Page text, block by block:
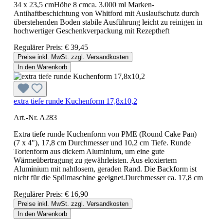
34 x 23,5 cmHöhe 8 cmca. 3.000 ml Marken-
Antihaftbeschichtung von Whitford mit Auslaufschutz durch
überstehenden Boden stabile Ausführung leicht zu reinigen in
hochwertiger Geschenkverpackung mit Rezeptheft
Regulärer Preis: € 39,45
Preise inkl. MwSt. zzgl. Versandkosten
In den Warenkorb
extra tiefe runde Kuchenform 17,8x10,2
Art.-Nr. A283
Extra tiefe runde Kuchenform von PME (Round Cake Pan)
(7 x 4"), 17,8 cm Durchmesser und 10,2 cm Tiefe. Runde
Tortenform aus dickem Aluminium, um eine gute
Wärmeübertragung zu gewährleisten. Aus eloxiertem
Aluminium mit nahtlosem, geraden Rand. Die Backform ist
nicht für die Spülmaschine geeignet.Durchmesser ca. 17,8 cm
Regulärer Preis: € 16,90
Preise inkl. MwSt. zzgl. Versandkosten
In den Warenkorb